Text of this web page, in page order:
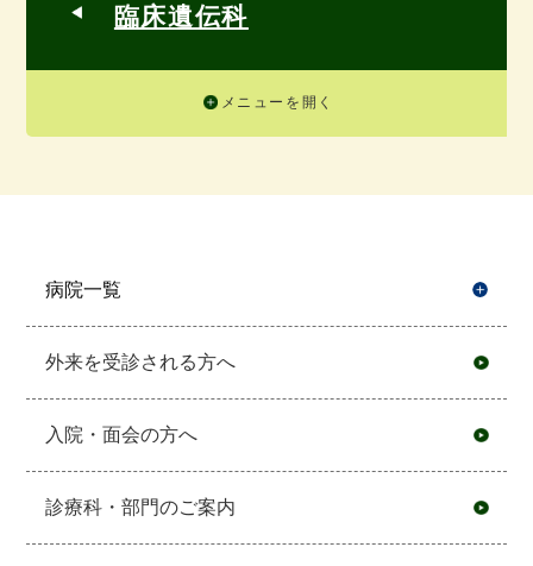
臨床遺伝科
メニューを開く
病院一覧
外来を受診される方へ
入院・面会の方へ
診療科・部門のご案内